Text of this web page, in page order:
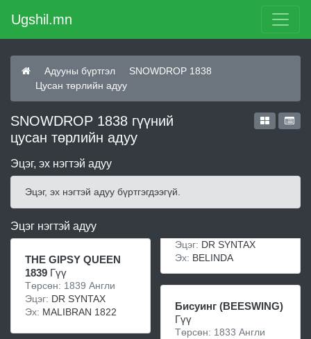
Ugshil.mn
Адууны бүртгэл
SNOWDROP 1838
Цусан төрлийн адуу
SNOWDROP 1838 гүүний
цусан төрлийн адуу
Эцэг, эх нэгтэй адуу
Эцэг, эх нэгтэй адуу бүртгэгдээгүй.
Эцэг нэгтэй адуу
THE GIPSY QUEEN
1839 Гүү
Төрсөн: 1839 Англи
Эцэг: DR SYNTAX
Эх: MALIBRAN 1822
Эцэг: DR SYNTAX
Эх: BELINDA
Бисуинг (BEESWING)
Гүү
Төрсөн: 1833 Англи